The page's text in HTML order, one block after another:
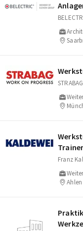
Franz
Ahlen